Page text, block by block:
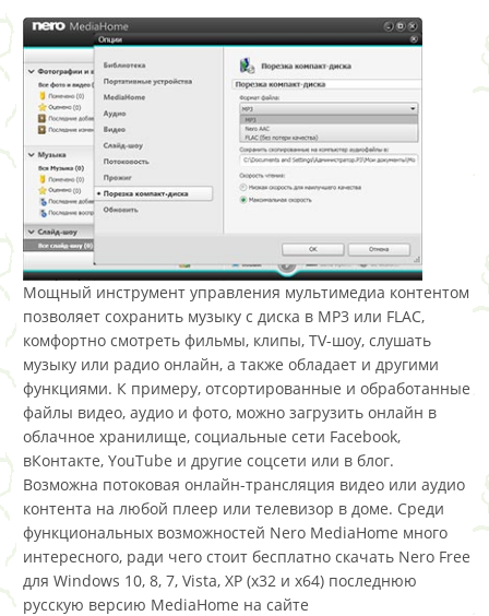
Мощный инструмент управления мультимедиа контентом
позволяет сохранить музыку с диска в MP3 или FLAC,
комфортно смотреть фильмы, клипы, TV-шоу, слушать
музыку или радио онлайн, а также обладает и другими
функциями. К примеру, отсортированные и обработанные
файлы видео, аудио и фото, можно загрузить онлайн в
облачное хранилище, социальные сети Facebook,
вКонтакте, YouTube и другие соцсети или в блог.
Возможна потоковая онлайн-трансляция видео или аудио
контента на любой плеер или телевизор в доме. Среди
функциональных возможностей Nero MediaHome много
интересного, ради чего стоит бесплатно скачать Nero Free
для Windows 10, 8, 7, Vista, XP (x32 и x64) последнюю
русскую версию MediaHome на сайте